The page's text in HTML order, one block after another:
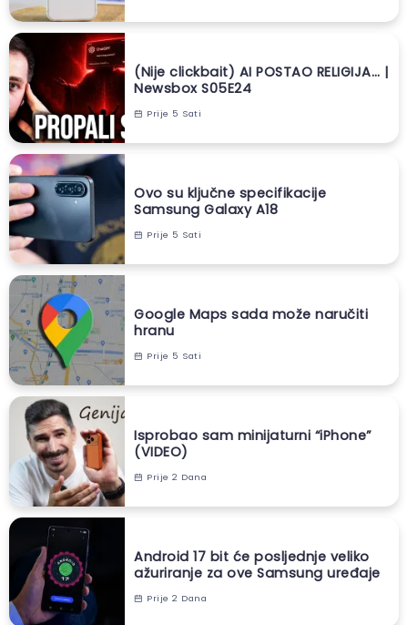
(Nije clickbait) AI POSTAO RELIGIJA… |
Newsbox S05E24
Prije 5 Sati
Ovo su ključne specifikacije
Samsung Galaxy A18
Prije 5 Sati
Google Maps sada može naručiti
hranu
Prije 5 Sati
Isprobao sam minijaturni “iPhone”
(VIDEO)
Prije 2 Dana
Android 17 bit će posljednje veliko
ažuriranje za ove Samsung uređaje
Prije 2 Dana